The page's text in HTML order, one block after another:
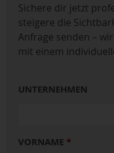
Sichere dir jetzt
steigere die
Anfrage senden –
mit einem
UNTERNEHMEN
VORNAME *